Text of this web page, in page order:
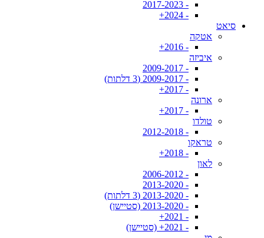
- 2017-2023
- 2024+
סיאט
אטקה
- 2016+
איביזה
- 2009-2017
- 2009-2017 (3 דלתות)
- 2017+
ארונה
- 2017+
טולדו
- 2012-2018
טראקו
- 2018+
לאון
- 2006-2012
- 2013-2020
- 2013-2020 (3 דלתות)
- 2013-2020 (סטיישן)
- 2021+
- 2021+ (סטיישן)